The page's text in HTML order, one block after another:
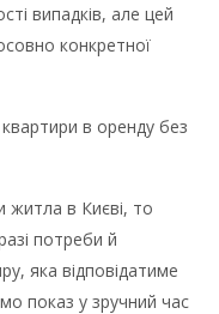
випадків, але цей
конкретної
в оренду без
житла в Києві, то
потреби й
яка відповідатиме
показ у зручний час